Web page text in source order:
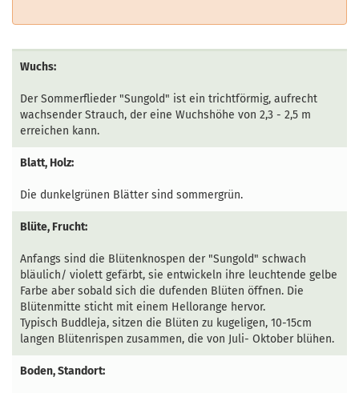
Wuchs:
Der Sommerflieder "Sungold" ist ein trichtförmig, aufrecht
wachsender Strauch, der eine Wuchshöhe von 2,3 - 2,5 m
erreichen kann.
Blatt, Holz:
Die dunkelgrünen Blätter sind sommergrün.
Blüte, Frucht:
Anfangs sind die Blütenknospen der "Sungold" schwach
bläulich/ violett gefärbt, sie entwickeln ihre leuchtende gelbe
Farbe aber sobald sich die dufenden Blüten öffnen. Die
Blütenmitte sticht mit einem Hellorange hervor.
Typisch Buddleja, sitzen die Blüten zu kugeligen, 10-15cm
langen Blütenrispen zusammen, die von Juli- Oktober blühen.
Boden, Standort: